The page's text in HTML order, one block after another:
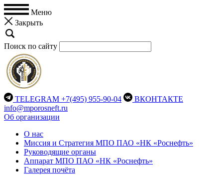
Меню
Закрыть
Поиск по сайту
TELEGRAM +7(495) 955-90-04
ВКОНТАКТЕ
info@mporosneft.ru
Об организации
О нас
Миссия и Стратегия МПО ПАО «НК «Роснефть»
Руководящие органы
Аппарат МПО ПАО «НК «Роснефть»
Галерея почёта